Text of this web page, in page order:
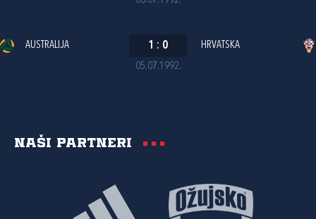
05.07.1992.
AUSTRALIJA 1 : 0 HRVATSKA
Naši partneri